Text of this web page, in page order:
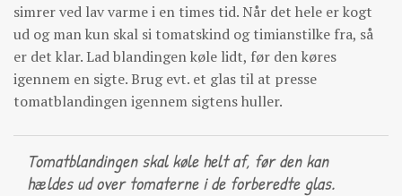
simrer ved lav varme i en times tid. Når det hele er kogt
ud og man kun skal si tomatskind og timianstilke fra, så
er det klar. Lad blandingen køle lidt, før den køres
igennem en sigte. Brug evt. et glas til at presse
tomatblandingen igennem sigtens huller.
Tomatblandingen skal køle helt af, før den kan
hældes ud over tomaterne i de forberedte glas.